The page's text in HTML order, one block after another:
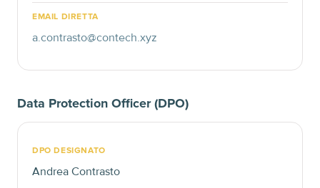
EMAIL DIRETTA
a.contrasto@contech.xyz
Data Protection Officer (DPO)
DPO DESIGNATO
Andrea Contrasto